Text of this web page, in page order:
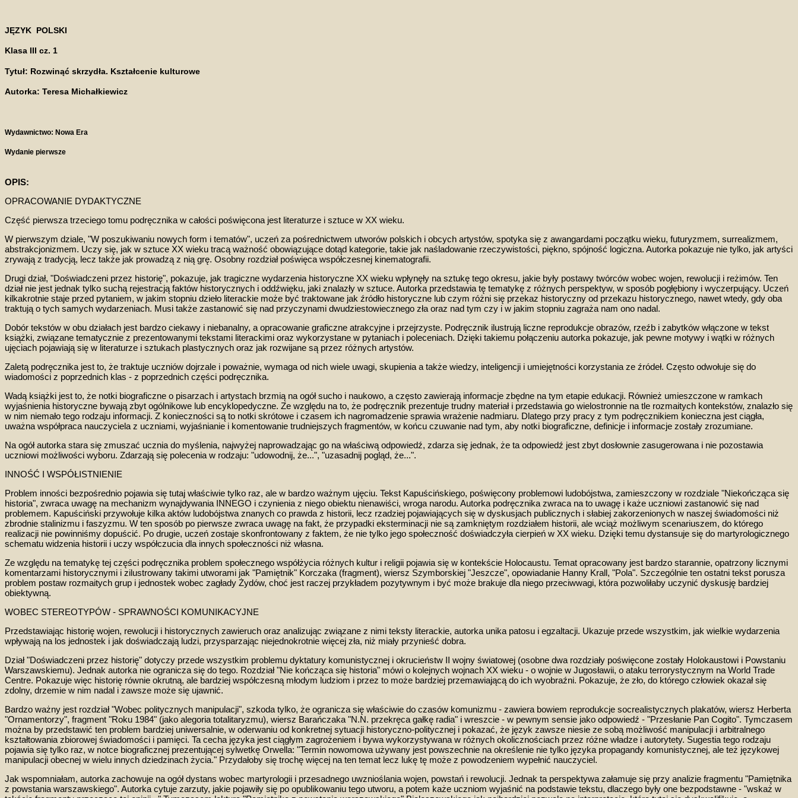
JĘZYK POLSKI
Klasa III cz. 1
Tytuł: Rozwinąć skrzydła. Kształcenie kulturowe
Autorka: Teresa Michałkiewicz
Wydawnictwo: Nowa Era
Wydanie pierwsze
OPIS:
OPRACOWANIE DYDAKTYCZNE
Część pierwsza trzeciego tomu podręcznika w całości poświęcona jest literaturze i sztuce w XX wieku.
W pierwszym dziale, "W poszukiwaniu nowych form i tematów", uczeń za pośrednictwem utworów polskich i obcych artystów, spotyka się z awangardami początku wieku, futuryzmem, surrealizmem,
abstrakcjonizmem. Uczy się, jak w sztuce XX wieku tracą ważność obowiązujące dotąd kategorie, takie jak naśladowanie rzeczywistości, piękno, spójność logiczna. Autorka pokazuje nie tylko, jak artyści
zrywają z tradycją, lecz także jak prowadzą z nią grę. Osobny rozdział poświęca współczesnej kinematografii.
Drugi dział, "Doświadczeni przez historię", pokazuje, jak tragiczne wydarzenia historyczne XX wieku wpłynęły na sztukę tego okresu, jakie były postawy twórców wobec wojen, rewolucji i reżimów. Ten
dział nie jest jednak tylko suchą rejestracją faktów historycznych i oddźwięku, jaki znalazły w sztuce. Autorka przedstawia tę tematykę z różnych perspektyw, w sposób pogłębiony i wyczerpujący. Uczeń
kilkakrotnie staje przed pytaniem, w jakim stopniu dzieło literackie może być traktowane jak źródło historyczne lub czym różni się przekaz historyczny od przekazu historycznego, nawet wtedy, gdy oba
traktują o tych samych wydarzeniach. Musi także zastanowić się nad przyczynami dwudziestowiecznego zła oraz nad tym czy i w jakim stopniu zagraża nam ono nadal.
Dobór tekstów w obu działach jest bardzo ciekawy i niebanalny, a opracowanie graficzne atrakcyjne i przejrzyste. Podręcznik ilustrują liczne reprodukcje obrazów, rzeźb i zabytków włączone w tekst
książki, związane tematycznie z prezentowanymi tekstami literackimi oraz wykorzystane w pytaniach i poleceniach. Dzięki takiemu połączeniu autorka pokazuje, jak pewne motywy i wątki w różnych
ujęciach pojawiają się w literaturze i sztukach plastycznych oraz jak rozwijane są przez różnych artystów.
Zaletą podręcznika jest to, że traktuje uczniów dojrzale i poważnie, wymaga od nich wiele uwagi, skupienia a także wiedzy, inteligencji i umiejętności korzystania ze źródeł. Często odwołuje się do
wiadomości z poprzednich klas - z poprzednich części podręcznika.
Wadą książki jest to, że notki biograficzne o pisarzach i artystach brzmią na ogół sucho i naukowo, a często zawierają informacje zbędne na tym etapie edukacji. Również umieszczone w ramkach
wyjaśnienia historyczne bywają zbyt ogólnikowe lub encyklopedyczne. Ze względu na to, że podręcznik prezentuje trudny materiał i przedstawia go wielostronnie na tle rozmaitych kontekstów, znalazło się
w nim niemało tego rodzaju informacji. Z konieczności są to notki skrótowe i czasem ich nagromadzenie sprawia wrażenie nadmiaru. Dlatego przy pracy z tym podręcznikiem konieczna jest ciągła,
uważna współpraca nauczyciela z uczniami, wyjaśnianie i komentowanie trudniejszych fragmentów, w końcu czuwanie nad tym, aby notki biograficzne, definicje i informacje zostały zrozumiane.
Na ogół autorka stara się zmuszać ucznia do myślenia, najwyżej naprowadzając go na właściwą odpowiedź, zdarza się jednak, że ta odpowiedź jest zbyt dosłownie zasugerowana i nie pozostawia
uczniowi możliwości wyboru. Zdarzają się polecenia w rodzaju: "udowodnij, że...", "uzasadnij pogląd, że...".
INNOŚĆ I WSPÓŁISTNIENIE
Problem inności bezpośrednio pojawia się tutaj właściwie tylko raz, ale w bardzo ważnym ujęciu. Tekst Kapuścińskiego, poświęcony problemowi ludobójstwa, zamieszczony w rozdziale "Niekończąca się
historia", zwraca uwagę na mechanizm wynajdywania INNEGO i czynienia z niego obiektu nienawiści, wroga narodu. Autorka podręcznika zwraca na to uwagę i każe uczniowi zastanowić się nad
problemem. Kapuściński przywołuje kilka aktów ludobójstwa znanych co prawda z historii, lecz rzadziej pojawiających się w dyskusjach publicznych i słabiej zakorzenionych w naszej świadomości niż
zbrodnie stalinizmu i faszyzmu. W ten sposób po pierwsze zwraca uwagę na fakt, że przypadki eksterminacji nie są zamkniętym rozdziałem historii, ale wciąż możliwym scenariuszem, do którego
realizacji nie powinniśmy dopuścić. Po drugie, uczeń zostaje skonfrontowany z faktem, że nie tylko jego społeczność doświadczyła cierpień w XX wieku. Dzięki temu dystansuje się do martyrologicznego
schematu widzenia historii i uczy współczucia dla innych społeczności niż własna.
Ze względu na tematykę tej części podręcznika problem społecznego współżycia różnych kultur i religii pojawia się w kontekście Holocaustu. Temat opracowany jest bardzo starannie, opatrzony licznymi
komentarzami historycznymi i zilustrowany takimi utworami jak "Pamiętnik" Korczaka (fragment), wiersz Szymborskiej "Jeszcze", opowiadanie Hanny Krall, "Pola". Szczególnie ten ostatni tekst porusza
problem postaw rozmaitych grup i jednostek wobec zagłady Żydów, choć jest raczej przykładem pozytywnym i być może brakuje dla niego przeciwwagi, która pozwoliłaby uczynić dyskusję bardziej
obiektywną.
WOBEC STEREOTYPÓW - SPRAWNOŚCI KOMUNIKACYJNE
Przedstawiając historię wojen, rewolucji i historycznych zawieruch oraz analizując związane z nimi teksty literackie, autorka unika patosu i egzaltacji. Ukazuje przede wszystkim, jak wielkie wydarzenia
wpływają na los jednostek i jak doświadczają ludzi, przysparzając niejednokrotnie więcej zła, niż miały przynieść dobra.
Dział "Doświadczeni przez historię" dotyczy przede wszystkim problemu dyktatury komunistycznej i okrucieństw II wojny światowej (osobne dwa rozdziały poświęcone zostały Holokaustowi i Powstaniu
Warszawskiemu). Jednak autorka nie ogranicza się do tego. Rozdział "Nie kończąca się historia" mówi o kolejnych wojnach XX wieku - o wojnie w Jugosławii, o ataku terrorystycznym na World Trade
Centre. Pokazuje więc historię równie okrutną, ale bardziej współczesną młodym ludziom i przez to może bardziej przemawiającą do ich wyobraźni. Pokazuje, że zło, do którego człowiek okazał się
zdolny, drzemie w nim nadal i zawsze może się ujawnić.
Bardzo ważny jest rozdział "Wobec politycznych manipulacji", szkoda tylko, że ogranicza się właściwie do czasów komunizmu - zawiera bowiem reprodukcje socrealistycznych plakatów, wiersz Herberta
"Ornamentorzy", fragment "Roku 1984" (jako alegoria totalitaryzmu), wiersz Barańczaka "N.N. przekręca gałkę radia" i wreszcie - w pewnym sensie jako odpowiedź - "Przesłanie Pan Cogito". Tymczasem
można by przedstawić ten problem bardziej uniwersalnie, w oderwaniu od konkretnej sytuacji historyczno-politycznej i pokazać, że język zawsze niesie ze sobą możliwość manipulacji i arbitralnego
kształtowania zbiorowej świadomości i pamięci. Ta cecha języka jest ciągłym zagrożeniem i bywa wykorzystywana w różnych okolicznościach przez różne władze i autorytety. Sugestia tego rodzaju
pojawia się tylko raz, w notce biograficznej prezentującej sylwetkę Orwella: "Termin nowomowa używany jest powszechnie na określenie nie tylko języka propagandy komunistycznej, ale też językowej
manipulacji obecnej w wielu innych dziedzinach życia." Przydałoby się trochę więcej na ten temat lecz lukę tę może z powodzeniem wypełnić nauczyciel.
Jak wspomniałam, autorka zachowuje na ogółdystans wobec martyrologii i przesadnego uwznioślania wojen, powstań i rewolucji. Jednak ta perspektywa załamuje się przy analizie fragmentu "Pamiętnika
z powstania warszawskiego". Autorka cytuje zarzuty, jakie pojawiły się po opublikowaniu tego utworu, a potem każe uczniom wyjaśnić na podstawie tekstu, dlaczego były one bezpodstawne - "wskaż w